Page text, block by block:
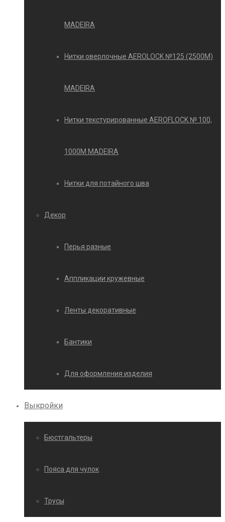
MADEIRA
Нитки оверлочные AEROLOCK №125 (2500М)
MADEIRA
Нитки текстурированные AEROFLOCK № 100,
1000М MADEIRA
Нитки для потайного шва
Декор
Перья разные
Аппликации кружевные
Ленты декоративные
Бантики
Для оформления изделия
Выкройки
Бюстгальтеры
Пояса для чулок
Трусы